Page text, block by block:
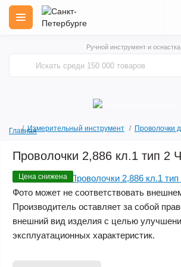
Ручной инструмент и оснастка
ГлавнаяИзмерительный инструмент Проволочки
Проволочки 2,886 кл.1 тип 2
Цена снижена
Фото может не соответствовать
Производитель оставляет за собой
внешний вид изделия с целью
эксплуатационных характеристик.